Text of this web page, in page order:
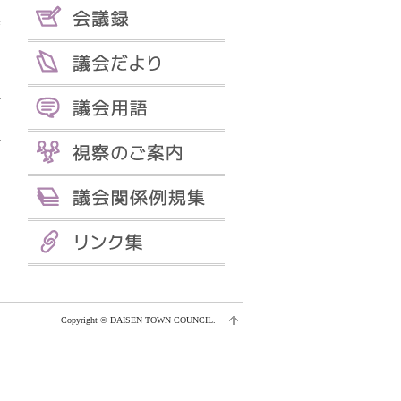
Copyright © DAISEN TOWN COUNCIL.